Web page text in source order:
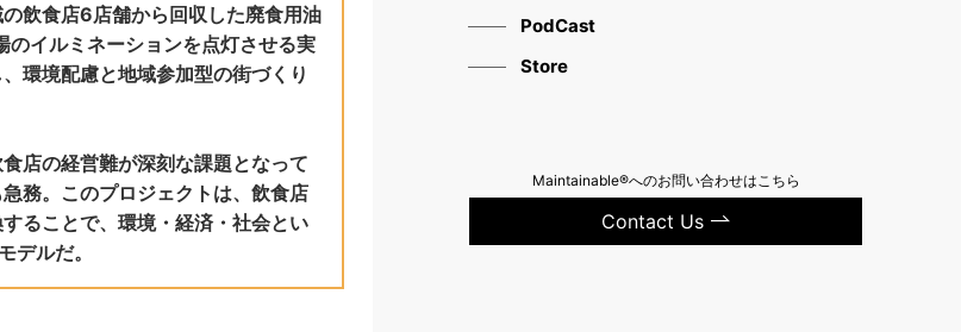
飲食店6店舗から回収した廃食用油
イルミネーションを点灯させる実
環境配慮と地域参加型の街づくり
店の経営難が深刻な課題となって
務。このプロジェクトは、飲食店
ることで、環境・経済・社会とい
デルだ。
PodCast
Store
Maintainable®へのお問い合わせはこちら
Contact Us